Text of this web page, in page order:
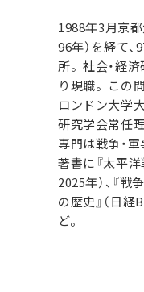
1988年3月京
96年）を経て
所。社会・経
り現職。この
ロンドン大学
研究学会常任理
専門は戦争・
著書に『太平洋
2025年）、『
の歴史』（日経
ど。